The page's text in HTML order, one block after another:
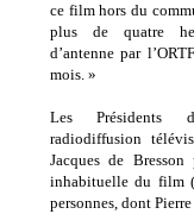
ce film hors du
plus de quatre
d’antenne par
mois. »
Les Présidents
radiodiffusion
Jacques de
inhabituelle du film
personnes, dont